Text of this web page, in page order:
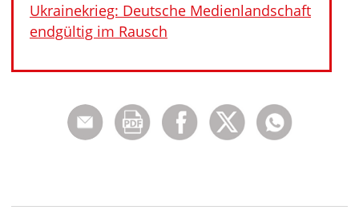
Ukrainekrieg: Deutsche Medienlandschaft
endgültig im Rausch